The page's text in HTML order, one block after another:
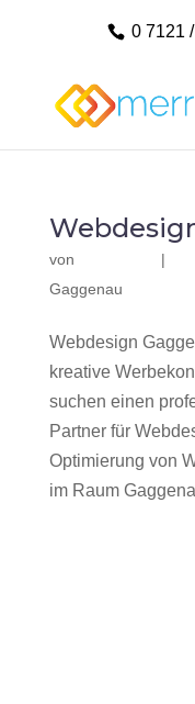
0 7121
von |
Gaggenau
Webdesign
kreative
suchen einen
Partner für
Optimierung von
im Raum